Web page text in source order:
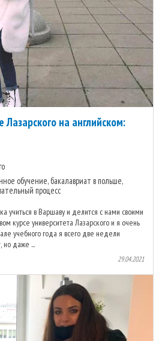
Лазарского на английском:
обучение, бакалавриат в польше,
процесс
учиться в Варшаву и делится с нами своими
курсе университета Лазарского и я очень
учебного года я всего две недели
но даже ...
29.04.2021